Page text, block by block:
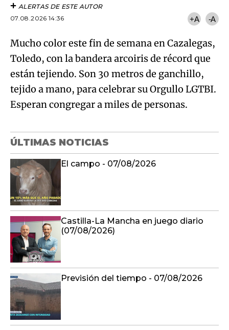
ALERTAS DE ESTE AUTOR
07.08.2026 14:36
+A -A
Mucho color este fin de semana en Cazalegas,
Toledo, con la bandera arcoiris de récord que
están tejiendo. Son 30 metros de ganchillo,
tejido a mano, para celebrar su Orgullo LGTBI.
Esperan congregar a miles de personas.
ÚLTIMAS NOTICIAS
El campo - 07/08/2026
Castilla-La Mancha en juego diario
(07/08/2026)
Previsión del tiempo - 07/08/2026